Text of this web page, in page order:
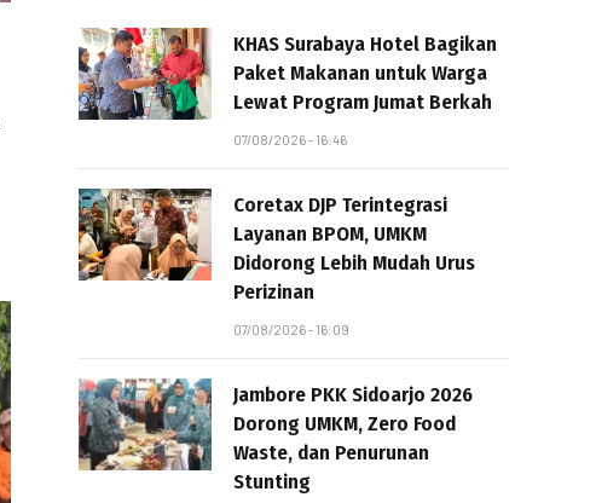
KHAS Surabaya Hotel Bagikan
Paket Makanan untuk Warga
Lewat Program Jumat Berkah
07/08/2026 - 16:46
Coretax DJP Terintegrasi
Layanan BPOM, UMKM
Didorong Lebih Mudah Urus
Perizinan
07/08/2026 - 16:09
Jambore PKK Sidoarjo 2026
Dorong UMKM, Zero Food
Waste, dan Penurunan
Stunting